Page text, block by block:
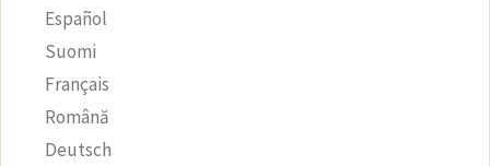
Español
Suomi
Français
Română
Deutsch